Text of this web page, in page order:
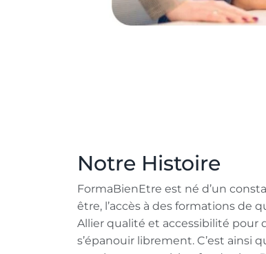
Notre Histoire
FormaBienEtre est né d’un
être, l’accès à des formations de
Allier qualité et accessibilité pour
s’épanouir librement. C’est ainsi